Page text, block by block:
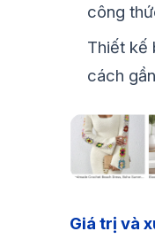
công
Thiết kế
cách
Giá trị và